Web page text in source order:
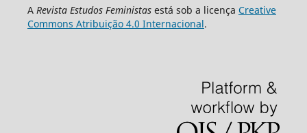
A Revista Estudos Feministasestá sob a licença Creative
Commons Atribuição 4.0 Internacional.